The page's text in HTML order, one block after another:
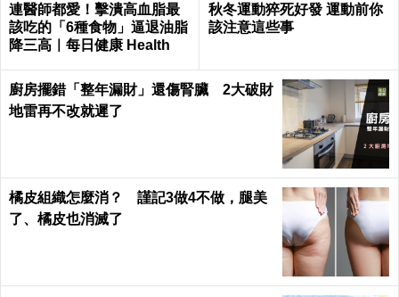
連醫師都愛！擊潰高血脂最
該吃的「6種食物」逼退油脂
降三高｜每日健康 Health
秋冬運動猝死好發 運動前你
該注意這些事
廚房擺錯「整年漏財」還傷腎臟 2大破財
地雷再不改就遲了
橘皮組織怎麼消？ 謹記3做4不做，腿美
了、橘皮也消滅了